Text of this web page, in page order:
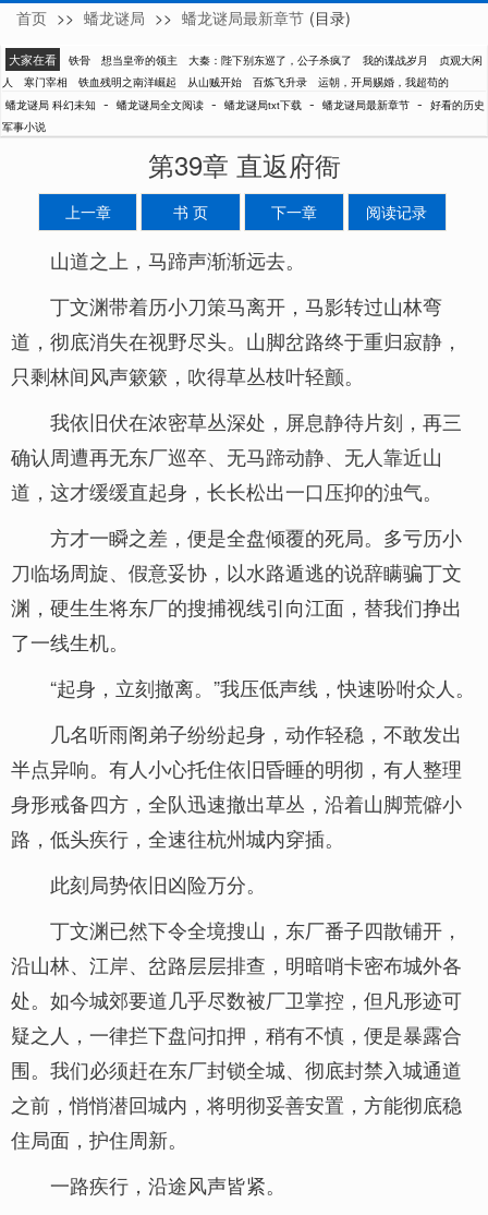
科幻未知
首页 >> 蟠龙谜局 >> 蟠龙谜局最新章节 (目录)
大家在看 铁骨 想当皇帝的领主 大秦：陛下别东巡了，公子杀疯了 我的谍战岁月
贞观大闲
人
寒门宰相 铁血残明之南洋崛起 从山贼开始 百炼飞升录
运朝，开局赐婚，我超苟的
蟠龙谜局 科幻未知 - 蟠龙谜局全文阅读 - 蟠龙谜局txt下载 - 蟠龙谜局最新章节 - 好看的历史
军事小说
第39章 直返府衙
上一章 书 页 下一章 阅读记录
山道之上，马蹄声渐渐远去。
丁文渊带着历小刀策马离开，马影转过山林弯
道，彻底消失在视野尽头。山脚岔路终于重归寂静，
只剩林间风声簌簌，吹得草丛枝叶轻颤。
我依旧伏在浓密草丛深处，屏息静待片刻，再三
确认周遭再无东厂巡卒、无马蹄动静、无人靠近山
道，这才缓缓直起身，长长松出一口压抑的浊气。
方才一瞬之差，便是全盘倾覆的死局。多亏历小
刀临场周旋、假意妥协，以水路遁逃的说辞瞒骗丁文
渊，硬生生将东厂的搜捕视线引向江面，替我们挣出
了一线生机。
“起身，立刻撤离。”我压低声线，快速吩咐众人。
几名听雨阁弟子纷纷起身，动作轻稳，不敢发出
半点异响。有人小心托住依旧昏睡的明彻，有人整理
身形戒备四方，全队迅速撤出草丛，沿着山脚荒僻小
路，低头疾行，全速往杭州城内穿插。
此刻局势依旧凶险万分。
丁文渊已然下令全境搜山，东厂番子四散铺开，
沿山林、江岸、岔路层层排查，明暗哨卡密布城外各
处。如今城郊要道几乎尽数被厂卫掌控，但凡形迹可
疑之人，一律拦下盘问扣押，稍有不慎，便是暴露合
围。我们必须赶在东厂封锁全城、彻底封禁入城通道
之前，悄悄潜回城内，将明彻妥善安置，方能彻底稳
住局面，护住周新。
一路疾行，沿途风声皆紧。